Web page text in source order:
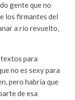
gente que no
los firmantes del
a río revuelto,
para
no es sexy para
pero habría que
de esa